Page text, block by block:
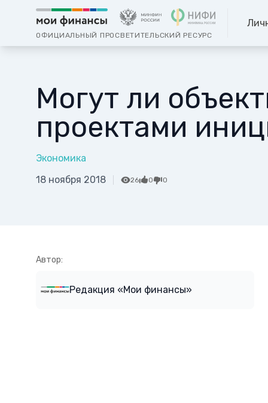
ОФИЦИАЛЬНЫЙ ПРОСВЕТИТЕЛЬСКИЙ РЕСУРС
Могут ли
проектами
Экономика
18 ноября 2018
26 0 0
Автор:
Редакция «Мои финансы»